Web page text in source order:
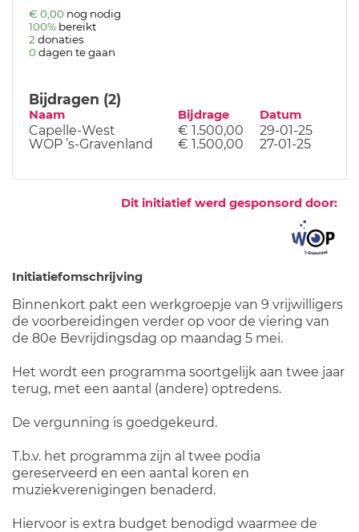
€ 0,00 nog nodig
100% bereikt
2 donaties
0 dagen te gaan
Bijdragen (2)
Naam Bijdrage Datum
Capelle-West € 1.500,00
29-01-25
WOP ’s-Gravenland
€ 1.500,00 27-01-25
Dit initiatief werd gesponsord door:
Initiatiefomschrijving
Binnenkort pakt een werkgroepje van 9 vrijwilligers
de voorbereidingen verder op voor de viering van
de 80e Bevrijdingsdag op maandag 5 mei.
Het wordt een programma soortgelijk aan twee jaar
terug, met een aantal (andere) optredens.
De vergunning is goedgekeurd.
T.b.v. het programma zijn al twee podia
gereserveerd en een aantal koren en
muziekverenigingen benaderd.
Hiervoor is extra budget benodigd waarmee de